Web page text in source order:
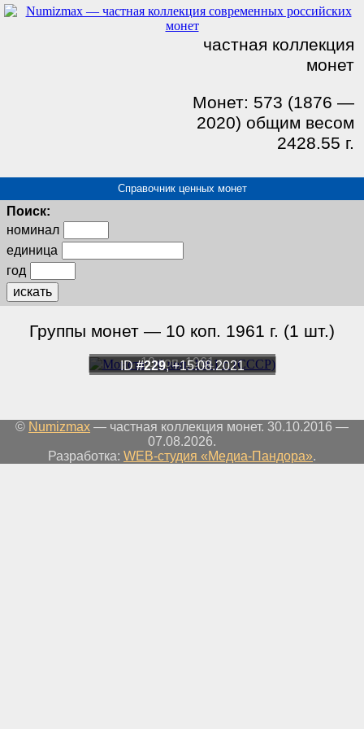
частная коллекция
монет
Монет: 573 (1876 —
2020) общим весом
2428.55 г.
Справочник ценных монет
Поиск:
номинал
единица
год
искать
Группы монет — 10 коп. 1961 г. (1 шт.)
10 коп. 1961 г.
ID#229, +15.08.2021
© Numizmax — частная коллекция монет. 30.10.2016 —
07.08.2026.
Разработка: WEB-студия «Медиа-Пандора».